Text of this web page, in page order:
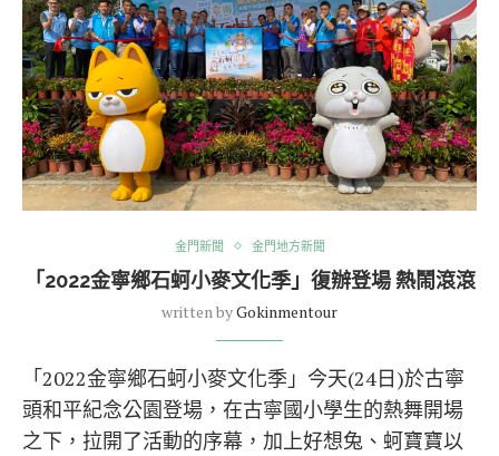
金門新聞 金門地方新聞
「2022金寧鄉石蚵小麥文化季」復辦登場 熱鬧滾滾
written byGokinmentour
「2022金寧鄉石蚵小麥文化季」今天(24日)於古寧
頭和平紀念公園登場，在古寧國小學生的熱舞開場
之下，拉開了活動的序幕，加上好想兔、蚵寶寶以